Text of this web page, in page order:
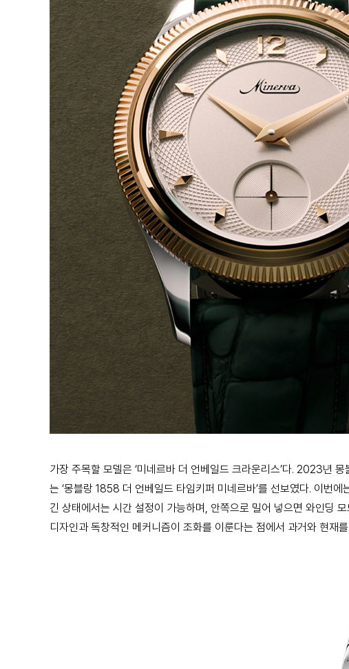
가장 주목할 모델은 ‘미네르바 더 언베일드 크라운리스’다. 2023년
는 ‘몽블랑 1858 더 언베일드 타임키퍼 미네르바’를 선보였다. 이번
긴 상태에서는 시간 설정이 가능하며, 안쪽으로 밀어 넣으면 와인딩
디자인과 독창적인 메커니즘이 조화를 이룬다는 점에서 과거와 현재